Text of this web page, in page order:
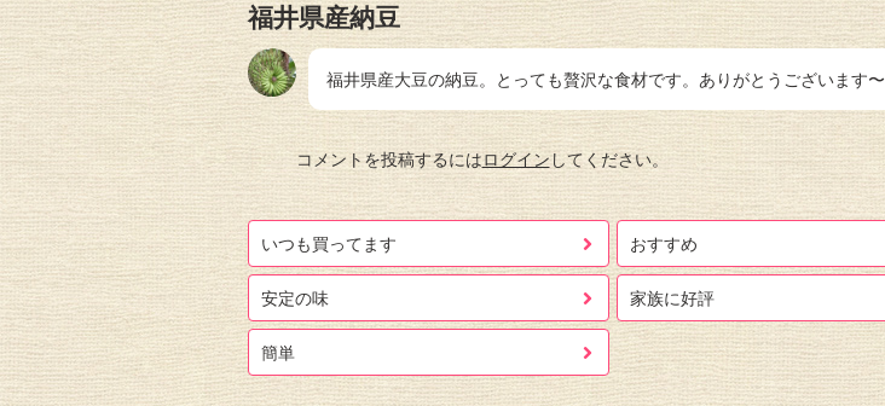
福井県産納豆
福井県産大豆の納豆。とっても贅沢な食材です。ありがとうございます〜
コメントを投稿するにはログインしてください。
いつも買ってます おすすめ
安定の味 家族に好評
簡単